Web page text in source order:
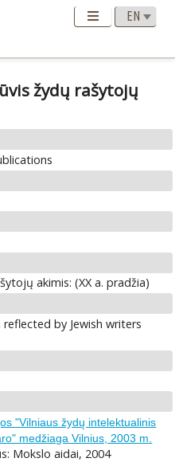
žydų rašytojų
akimis: (XX a. pradžia)
by Jewish writers
"Vilniaus žydų intelektualinis
medžiaga Vilnius, 2003 m.
Mokslo aidai, 2004